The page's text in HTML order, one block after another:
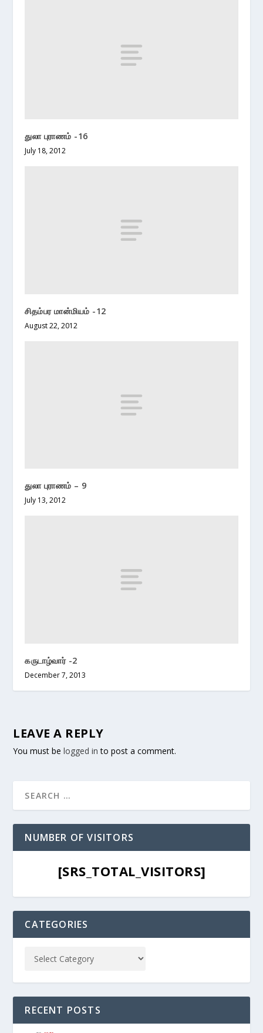
துலா புராணம் -16
July 18, 2012
சிதம்பர மான்மியம் -12
August 22, 2012
துலா புராணம் – 9
July 13, 2012
கருடாழ்வார் -2
December 7, 2013
LEAVE A REPLY
You must belogged in to post a comment.
NUMBER OF VISITORS
[SRS_TOTAL_VISITORS]
CATEGORIES
RECENT POSTS